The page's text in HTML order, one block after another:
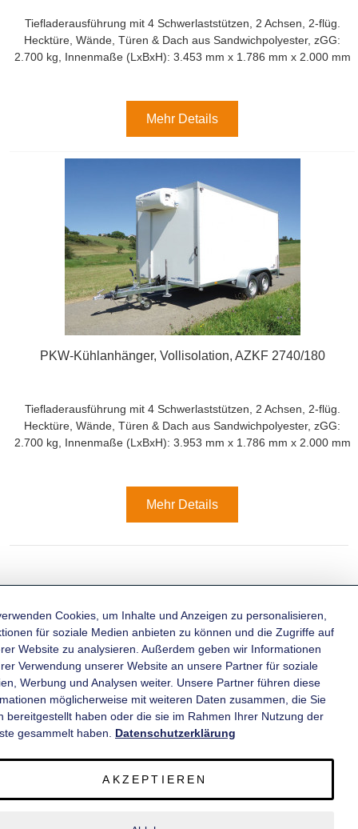
Tiefladerausführung mit 4 Schwerlaststützen, 2 Achsen, 2-flüg.
Hecktüre, Wände, Türen & Dach aus Sandwichpolyester, zGG:
2.700 kg, Innenmaße (LxBxH): 3.453 mm x 1.786 mm x 2.000 mm
Mehr Details
PKW-Kühlanhänger, Vollisolation, AZKF 2740/180
Tiefladerausführung mit 4 Schwerlaststützen, 2 Achsen, 2-flüg.
Hecktüre, Wände, Türen & Dach aus Sandwichpolyester, zGG:
2.700 kg, Innenmaße (LxBxH): 3.953 mm x 1.786 mm x 2.000 mm
Mehr Details
KATEGORIEN
INFORMATIONEN
Cookies, um Inhalte und Anzeigen zu personalisieren,
für soziale Medien anbieten zu können und die Zugriffe auf
Website zu analysieren. Außerdem geben wir Informationen
Verwendung unserer Website an unsere Partner für soziale
Werbung und Analysen weiter. Unsere Partner führen diese
möglicherweise mit weiteren Daten zusammen, die Sie
bereitgestellt haben oder die sie im Rahmen Ihrer Nutzung der
gesammelt haben. Datenschutzerklärung
AKZEPTIEREN